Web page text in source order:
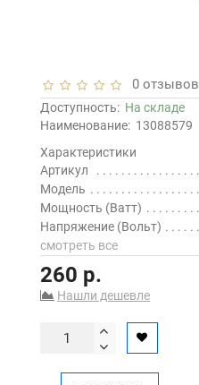
0 отзывов
Доступность: На складе
Наименование: 13088579
Характеристики
Артикул
Модель
Мощность (Ватт)
Напряжение (Вольт)
смотреть все
260 р.
Нашли дешевле